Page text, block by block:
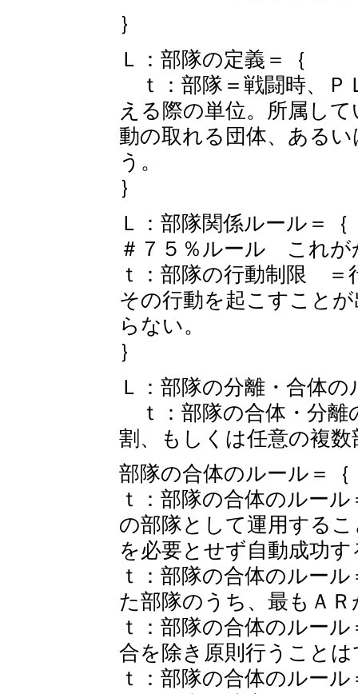
｝
Ｌ：部隊の定義＝｛
ｔ：部隊＝戦闘時、Ｐ
える際の単位。所属し
動の取れる団体、ある
う。
｝
Ｌ：部隊関係ルール＝｛
＃７５％ルール これが
ｔ：部隊の行動制限 ＝
その行動を起こすこと
らない。
｝
Ｌ：部隊の分離・合体
ｔ：部隊の合体・分離
割、もしくは任意の複
部隊の合体のルール＝｛
ｔ：部隊の合体のルー
の部隊として運用する
を必要とせず自動成功
ｔ：部隊の合体のルー
た部隊のうち、最もＡ
ｔ：部隊の合体のルー
合を除き原則行うこと
ｔ：部隊の合体のルー